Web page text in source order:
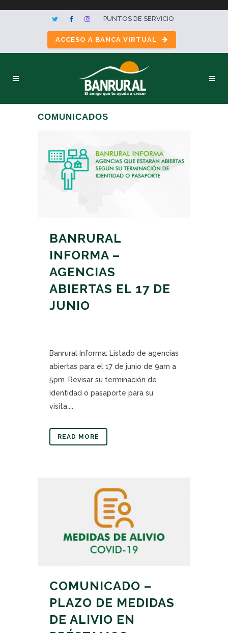
PUNTOS DE SERVICIO
ACCESO A BANCA VIRTUAL
COMUNICADOS
BANRURAL
INFORMA –
AGENCIAS
ABIERTAS EL 17 DE
JUNIO
Banrural Informa: Listado de agencias
abiertas para el 17 de junio de 9am a
5pm. Revisar su terminación de
identidad o pasaporte para su
visita....
READ MORE
COMUNICADO –
PLAZO DE MEDIDAS
DE ALIVIO EN